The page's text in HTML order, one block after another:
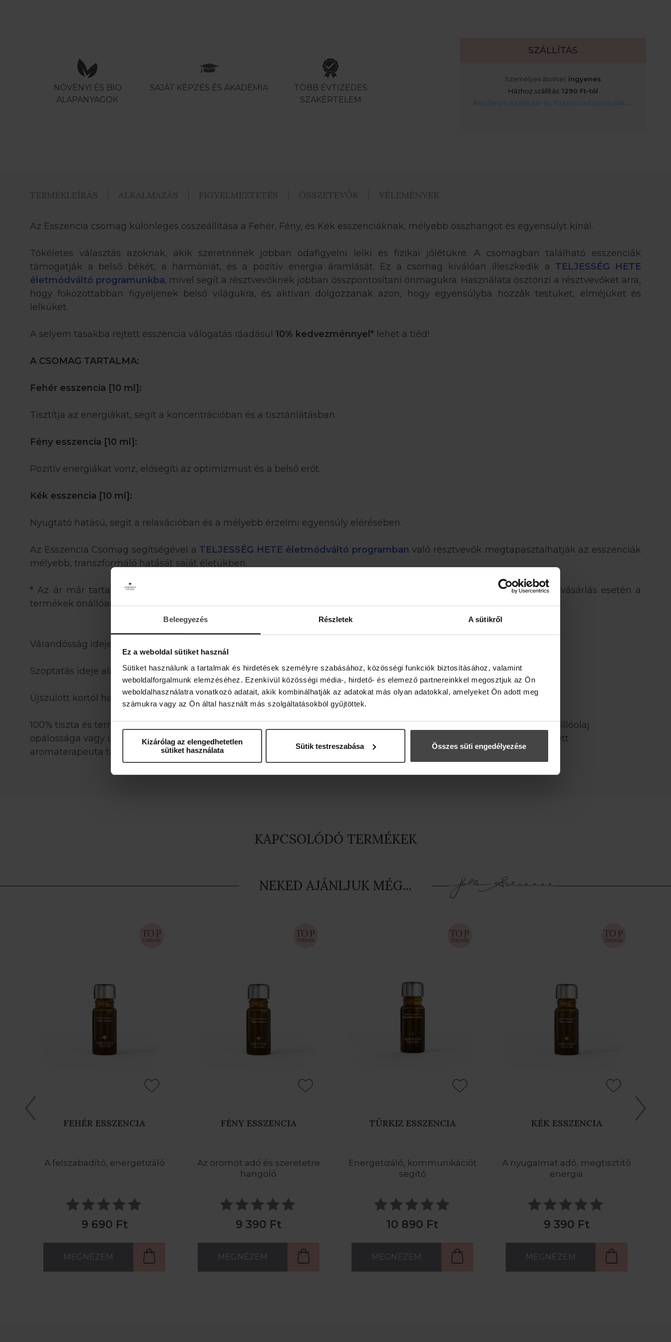
Beleegyezés Részletek A sütikről
Ez a weboldal sütiket használ
Sütiket használunk a tartalmak és hirdetések személyre szabásához, közösségi funkciók biztosításához, valamint
weboldalforgalmunk elemzéséhez. Ezenkívül közösségi média-, hirdető- és elemező partnereinkkel megosztjuk az Ön
weboldalhasználatra vonatkozó adatait, akik kombinálhatják az adatokat más olyan adatokkal, amelyeket Ön adott meg
számukra vagy az Ön által használt más szolgáltatásokból gyűjtöttek.
Kizárólag az elengedhetetlen
sütiket használata
Sütik testreszabása Összes süti engedélyezése
NÖVÉNYI ÉS BIO
ALAPANYAGOK
SAJÁT KÉPZÉS ÉS AKADÉMIA
TÖBB ÉVTIZEDES
SZAKÉRTELEM
SZÁLLÍTÁS
Személyes átvétel: ingyenes
Házhoz szállítás: 1290 Ft-tól
Részletes szállítási és fizetési információk →
Az Esszencia csomag különleges összeállítása a Fehér, Fény, és Kék esszenciáknak, mélyebb összhangot és egyensúlyt kínál.
Tökéletes választás azoknak, akik szeretnének jobban odafigyelni lelki és fizikai jólétükre. A csomagban található esszenciák
támogatják a belső békét, a harmóniát, és a pozitív energia áramlását. Ez a csomag kiválóan illeszkedik a TELJESSÉG HETE
életmódváltó programunkba, mivel segít a résztvevőknek jobban összpontosítani önmagukra. Használata ösztönzi a résztvevőket arra,
hogy fokozottabban figyeljenek belső világukra, és aktívan dolgozzanak azon, hogy egyensúlyba hozzák testüket, elméjüket és
lelküket.
A selyem tasakba rejtett esszencia válogatás ráadásul 10% kedvezménnyel* lehet a tiéd!
A CSOMAG TARTALMA:
Fehér esszencia [10 ml]:
Tisztítja az energiákat, segít a koncentrációban és a tisztánlátásban.
Fény esszencia [10 ml]:
Pozitív energiákat vonz, elősegíti az optimizmust és a belső erőt.
Kék esszencia [10 ml]:
Nyugtató hatású, segít a relaxációban és a mélyebb érzelmi egyensúly elérésében.
Az Esszencia Csomag segítségével a TELJESSÉG HETE életmódváltó programban való résztvevők megtapasztalhatják az esszenciák
mélyebb, transzformáló hatását saját életükben.
* Az ár már tartalmazza a kedvezményt. A csomag esetében a lakossági és a szakmai ár megegyezik. Szakmai vásárlás esetén a
termékek önállóan, szakmai kedvezménnyel vásárolhatók meg.
Várandósság ideje alatt is használható.
Szoptatás ideje alatt is használható.
Újszülött kortól használható.
100% tiszta és természetes, bevizsgált illóolajat tartalmaz. A természetes illóolajok illata és színe enyhén változhat. Az illóolaj
opálossága vagy üledék megjelenése nem jelent minőségi hibát. Az illóolajok alkalmazását illetően kérd ki szakképzett
aromaterapeuta tanácsát!
KAPCSOLÓDÓ TERMÉKEK
NEKED AJÁNLJUK MÉG...
FÉNY ESSZENCIA
Az örömöt adó és szeretetre
9 390 Ft
MEGNÉZEM
TÜRKIZ ESSZENCIA
Energetizáló, kommunikációt
segítő
10 890 Ft
MEGNÉZEM
KÉK ESSZENCIA
A nyugalmat adó, megtisztító
energia
9 390 Ft
MEGNÉZEM
NARANCS ESSZENCIA
A gubancok, görcsök
feloldója
9 990 Ft
MEGNÉZEM